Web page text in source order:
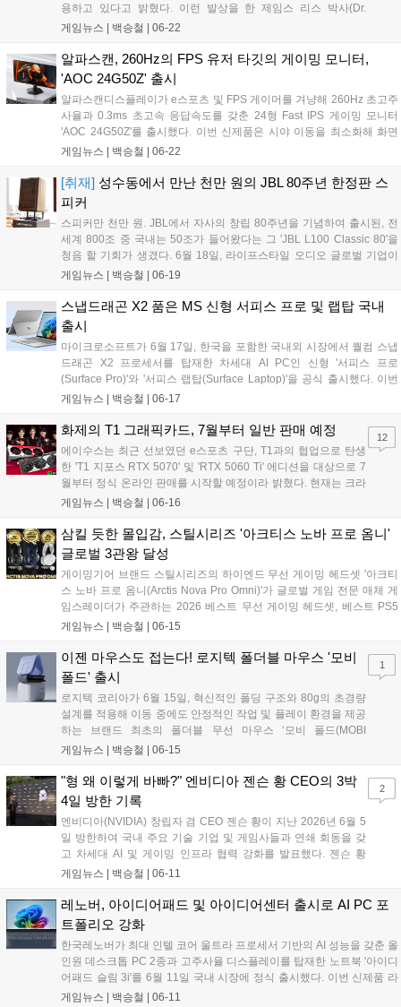
용하고 있다고 밝혔다. 이런 발상을 한 제임스 리스 박사(Dr.
James Ries)는 응급 진료, 정신 건강, 체중 관리 등 미국 대부분
립자다. 레이저 나가는 측면에만 12개, 도합 19개의 버튼과 듀얼
모드 스크롤 휠로 무장하여 MMORPG 전용 마우스로 알려져 있
는데, 해당 의사는 각 버튼에 매크로 기능을 할당하여 복잡한 의
료 워크플로를 단순화했다고 한다....
게임뉴스 | 백승철 06-22
알파스캔, 260Hz의 FPS 유저 타깃의 게이밍 모니터,
'AOC 24G50Z' 출시
알파스캔디스플레이가 e스포츠 및 FPS 게이머를 겨냥해 260Hz 초고주
사율과 0.3ms 초고속 응답속도를 갖춘 24형 Fast IPS 게이밍 모니터
'AOC 24G50Z'를 출시했다. 이번 신제품은 시야 이동을 최소화해 화면
전체를 한눈에 파악할 수 있는 24인치 크기에 가변 주사율 동기화 기술
는 플레이 환경에서 안정적인 화면을 제공하는 것이 특징이다....
게임뉴스 | 백승철 06-22
[취재] 성수동에서 만난 천만 원의 JBL 80주년 한정판 스
피커
스피커만 천만 원. JBL에서 자사의 창립 80주년을 기념하여 출시된, 전
세계 800조 중 국내는 50조가 들어왔다는 그 'JBL L100 Classic 80'을
청음 할 기회가 생겼다. 6월 18일, 라이프스타일 오디오 글로벌 기업이
자 삼성전자의 자회사인 하만의 JBL 브랜드가 서울 성수동 틸테이블에
부터 20일(토) 오전 11시부터 오후 8시까지 더 많은 소비자들과 함께 할
수 있는 팝업 형태로 진행된다고 한다....
게임뉴스 | 백승철 06-19
스냅드래곤 X2 품은 MS 신형 서피스 프로 및 랩탑 국내
출시
마이크로소프트가 6월 17일, 한국을 포함한 국내외 시장에서 퀄컴 스냅
드래곤 X2 프로세서를 탑재한 차세대 AI PC인 신형 '서피스 프로
(Surface Pro)'와 '서피스 랩탑(Surface Laptop)'을 공식 출시했다. 이번
신제품은 최대 80 TOPS 성능의 NPU를 통해 온디바이스와 클라우드를
대폭 끌어올린 것이 특징이다. 국내 론칭을 기념해 네이버 마이크로소프
트 브랜드 스토어 등 주요 온·오프라인 채널에서 할인 및 사은품 증정 프
로모션도 함께 진행한다 밝혔다....
게임뉴스 | 백승철 06-17
화제의 T1 그래픽카드, 7월부터 일반 판매 예정
에이수스는 최근 선보였던 e스포츠 구단, T1과의 협업으로 탄생
한 'T1 지포스 RTX 5070' 및 'RTX 5060 Ti' 에디션을 대상으로 7
월부터 정식 온라인 판매를 시작할 예정이라 밝혔다. 현재는 크라
우드 펀딩 플랫폼, 텀블벅에서 예약 판매를 진행하고 있다. 이번
적용해 소장 가치를 높인 것이 특징이다....
게임뉴스 | 백승철 06-16
12
삼킬 듯한 몰입감, 스틸시리즈 '아크티스 노바 프로 옴니'
글로벌 3관왕 달성
게이밍기어 브랜드 스틸시리즈의 하이엔드 무선 게이밍 헤드셋 '아크티
스 노바 프로 옴니(Arctis Nova Pro Omni)'가 글로벌 게임 전문 매체 게
임스레이더가 주관하는 2026 베스트 무선 게이밍 헤드셋, 베스트 PS5
헤드셋, 베스트 럭셔리 닌텐도 스위치 헤드셋 등 3개 부문에 선정됐다.
최대 4개의 오디오 소스를 동시에 믹스하여 재생하는 기술력을 인정받
았다....
게임뉴스 | 백승철 06-15
이젠 마우스도 접는다! 로지텍 폴더블 마우스 '모비
폴드' 출시
로지텍 코리아가 6월 15일, 혁신적인 폴딩 구조와 80g의 초경량
설계를 적용해 이동 중에도 안정적인 작업 및 플레이 환경을 제공
하는 브랜드 최초의 폴더블 무선 마우스 ‘모비 폴드(MOBI
FOLD)’를 국내에 정식 출시했다. 이번 신제품은 외부 업무 공간
는 사용자를 겨냥해, 주머니에 들어가는 컴팩트한 크기와 강화된
배터리 효율을 갖춘 것이 특징이다. 터치 패널을 통한 정밀한 조
작과 최대 3대의 기기를 동시에 연결하는 이지 스위치 기능을 지
원해 멀티 디바이스 환경에서의 생산성을 한층 끌어올렸다....
게임뉴스 | 백승철 06-15
1
"형 왜 이렇게 바빠?" 엔비디아 젠슨 황 CEO의 3박
4일 방한 기록
엔비디아(NVIDIA) 창립자 겸 CEO 젠슨 황이 지난 2026년 6월 5
일 방한하여 국내 주요 기술 기업 및 게임사들과 연쇄 회동을 갖
고 차세대 AI 및 게이밍 인프라 협력 강화를 발표했다. 젠슨 황
CEO는 e스포츠 구단 T1의 배이스캠프를 비롯한 서울 주요 PC방
스파크(RTX Spark)'를 게이머들에게 공개했다. 이번 방한은 한국
의 강력한 IT 인프라를 기반으로 차세대 그래픽 기술 및 AI 생태계
의 글로벌 거점을 공고히 하기 위해 마련됐다....
게임뉴스 | 백승철 06-11
2
레노버, 아이디어패드 및 아이디어센터 출시로 AI PC 포
트폴리오 강화
한국레노버가 최대 인텔 코어 울트라 프로세서 기반의 AI 성능을 갖춘 올
인원 데스크톱 PC 2종과 고주사율 디스플레이를 탑재한 노트북 '아이디
어패드 슬림 3i'를 6월 11일 국내 시장에 정식 출시했다. 이번 신제품 라
인업은 인텔의 최신 프로세서와 향상된 내장 그래픽을 통해 일상적인 업
게임뉴스 | 백승철 06-11